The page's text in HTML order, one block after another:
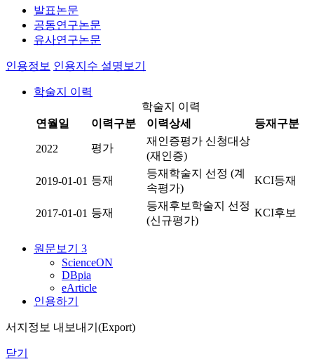
발표논문
공동연구논문
유사연구논문
인용정보 인용지수 설명보기
학술지 이력
학술지 이력
연월일
이력구분 이력상세 등재구분
2022 평가
재인증평가 신청대상
(재인증)
2019-01-01 등재
등재학술지 선정 (계
속평가)
KCI등재
2017-01-01 등재
등재후보학술지 선정
(신규평가)
KCI후보
원문보기 3
ScienceON
DBpia
eArticle
인용하기
서지정보 내보내기(Export)
닫기